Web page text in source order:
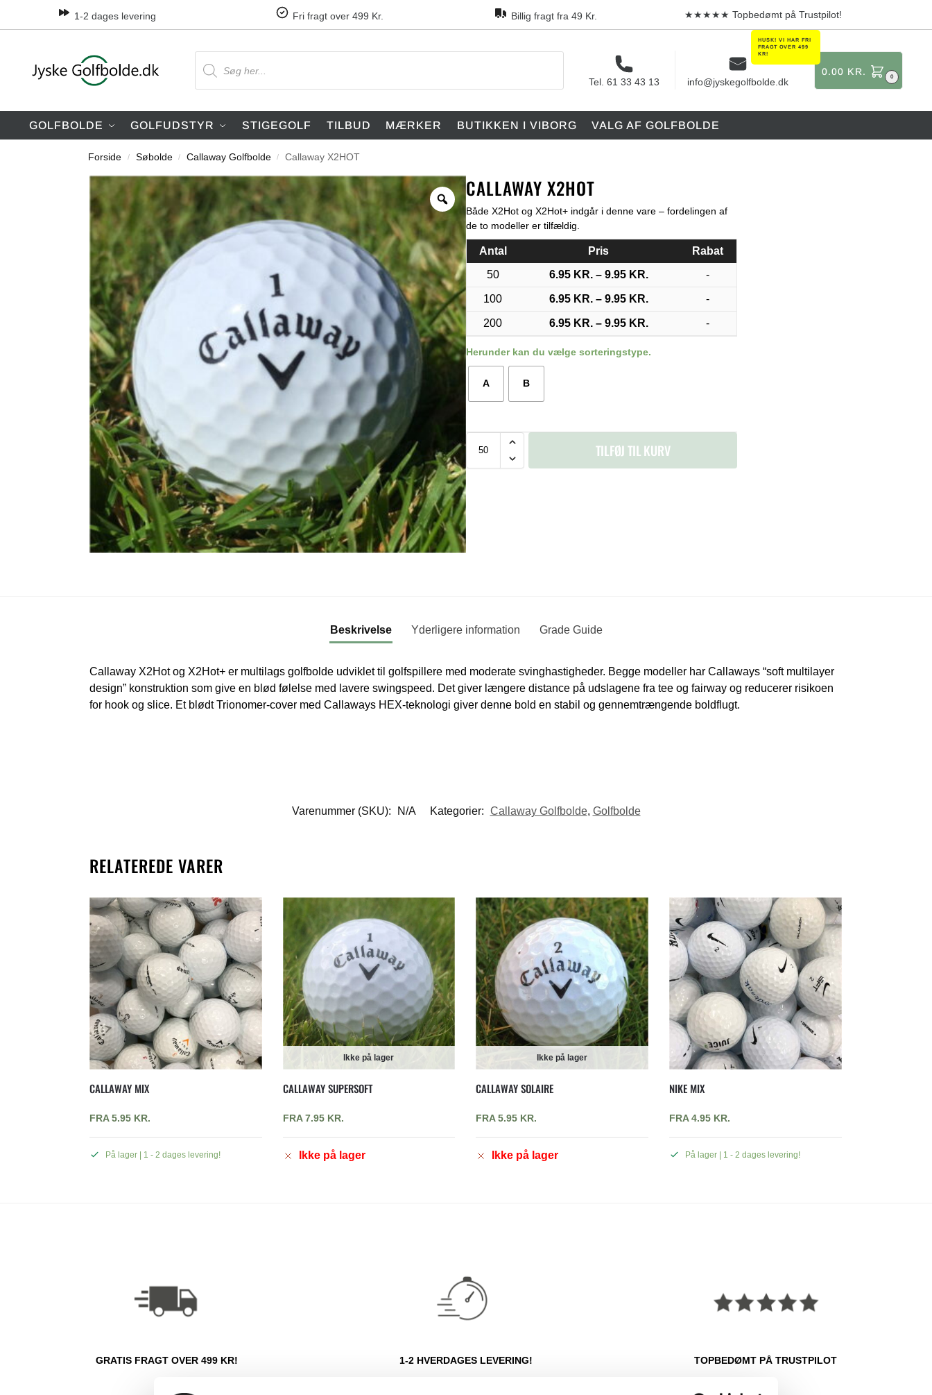
1-2 dages levering Fri fragt over 499 Kr. Billig fragt fra 49 Kr. ★★★★★ Topbedømt på Trustpilot!
Tel. 61 33 43 13 info@jyskegolfbolde.dk
0.00 KR. 0
GOLFBOLDE GOLFUDSTYR STIGEGOLF TILBUD MÆRKER BUTIKKEN I VIBORG VALG AF GOLFBOLDE
Forside / Søbolde / Callaway Golfbolde / Callaway X2HOT
CALLAWAY X2HOT
Både X2Hot og X2Hot+ indgår i denne vare – fordelingen af
de to modeller er tilfældig.
Antal Pris
Rabat
50
6.95 KR. – 9.95 KR. -
100 6.95 KR. – 9.95 KR. -
200 6.95 KR. – 9.95 KR. -
Herunder kan du vælge sorteringstype.
A B
TILFØJ TIL KURV
Beskrivelse Yderligere information Grade Guide
Callaway X2Hot og X2Hot+ er multilags golfbolde udviklet til golfspillere med moderate svinghastigheder. Begge modeller har Callaways “soft multilayer
design” konstruktion som give en blød følelse med lavere swingspeed. Det giver længere distance på udslagene fra tee og fairway og reducerer risikoen
for hook og slice. Et blødt Trionomer-cover med Callaways HEX-teknologi giver denne bold en stabil og gennemtrængende boldflugt.
Varenummer (SKU): N/A Kategorier: Callaway Golfbolde, Golfbolde
RELATEREDE VARER
CALLAWAY MIX
FRA 5.95 KR.
På lager | 1 - 2 dages levering!
Ikke på lager
CALLAWAY SUPERSOFT
FRA 7.95 KR.
Ikke på lager
Ikke på lager
CALLAWAY SOLAIRE
FRA 5.95 KR.
Ikke på lager
NIKE MIX
FRA 4.95 KR.
På lager | 1 - 2 dages levering!
GRATIS FRAGT OVER 499 KR! 1-2 HVERDAGES LEVERING! TOPBEDØMT PÅ TRUSTPILOT